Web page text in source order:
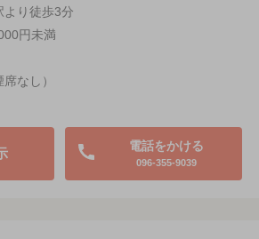
り徒歩3分
円未満
なし）
電話をかける
096-355-9039